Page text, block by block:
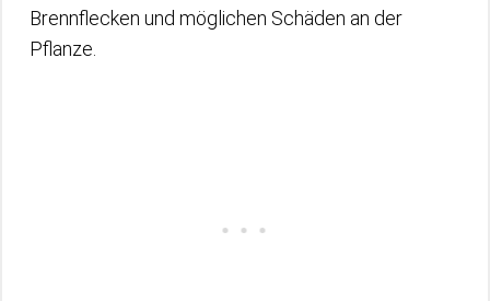
Brennflecken und möglichen Schäden an der
Pflanze.